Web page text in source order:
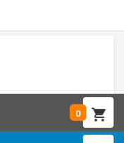
0